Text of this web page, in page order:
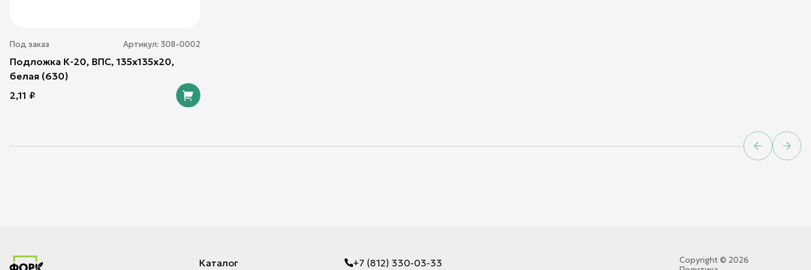
Под заказ Артикул: 308-0002
Подложка К-20, ВПС, 135х135х20,
белая (630)
2,11 ₽
Previous
Next
Каталог +7 (812) 330-03-33 Copyright © 2026